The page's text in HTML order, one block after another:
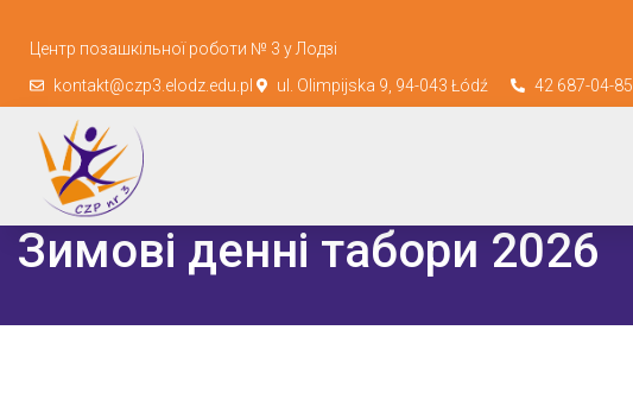
Центр позашкільної роботи № 3 у Лодзі
kontakt@czp3.elodz.edu.pl
ul. Olimpijska 9, 94-043 Łódź 42 687-04-85
Зимові денні табори 2026